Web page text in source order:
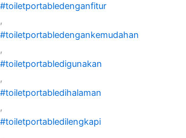
#toiletportabledenganfitur
,
#toiletportabledengankemudahan
,
#toiletportabledigunakan
,
#toiletportabledihalaman
,
#toiletportabledilengkapi